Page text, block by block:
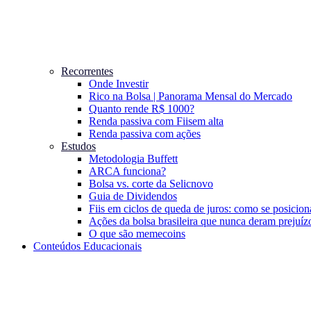
Recorrentes
Onde Investir
Rico na Bolsa | Panorama Mensal do Mercado
Quanto rende R$ 1000?
Renda passiva com Fiisem alta
Renda passiva com ações
Estudos
Metodologia Buffett
ARCA funciona?
Bolsa vs. corte da Selicnovo
Guia de Dividendos
Fiis em ciclos de queda de juros: como se
Ações da bolsa brasileira que nunca deram
O que são memecoins
Conteúdos Educacionais